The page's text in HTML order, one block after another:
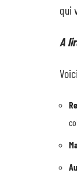
qui
A